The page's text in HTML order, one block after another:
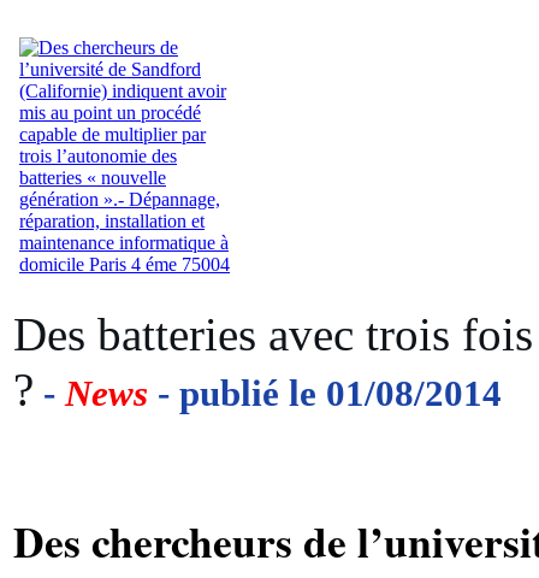
Des batteries avec trois
? - News - publié le 01/08/2014
Des chercheurs de